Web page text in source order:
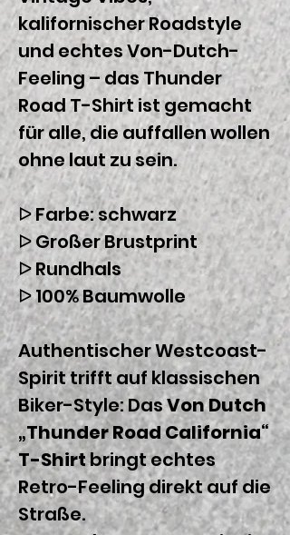
kalifornischer Roadstyle
und echtes Von-Dutch-
Feeling – das Thunder
Road T-Shirt ist gemacht
für alle, die auffallen wollen
ohne laut zu sein.
ᐅ Farbe: schwarz
ᐅ Großer Brustprint
ᐅ Rundhals
ᐅ 100% Baumwolle
Authentischer Westcoast-
Spirit trifft auf klassischen
Biker-Style: DasVon Dutch
„Thunder Road California“
T-Shirtbringt echtes
Retro-Feeling direkt auf die
Straße.